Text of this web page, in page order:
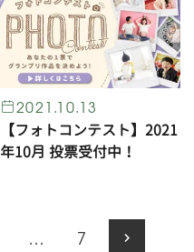
2021.10.13
【フォトコンテスト】2021
年10月 投票受付中！
… 7